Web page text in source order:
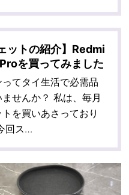
ットの紹介】Redmi
を買ってみました
てタイ生活で必需品
せんか？ 私は、毎月
を買いあさっており
回ス…